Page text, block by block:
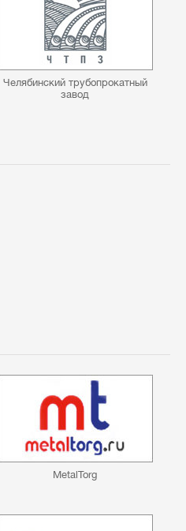
Челябинский трубопрокатный
завод
MetalTorg